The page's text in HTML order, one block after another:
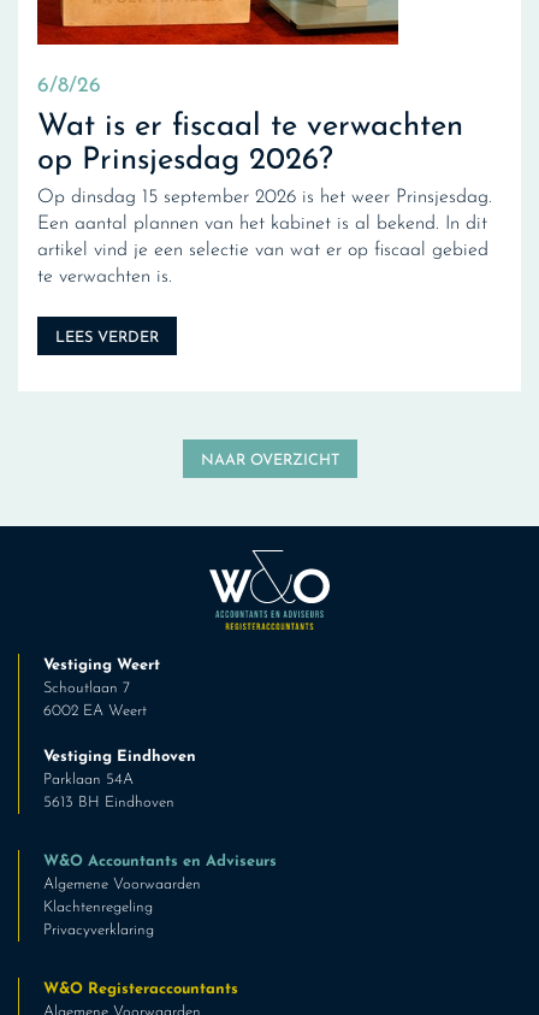
6/8/26
Wat is er fiscaal te verwachten
op Prinsjesdag 2026?
Op dinsdag 15 september 2026 is het weer Prinsjesdag.
Een aantal plannen van het kabinet is al bekend. In dit
artikel vind je een selectie van wat er op fiscaal gebied
te verwachten is.
LEES VERDER
NAAR OVERZICHT
Vestiging Weert
Schoutlaan 7
6002 EA Weert
Vestiging Eindhoven
Parklaan 54A
5613 BH Eindhoven
W&O Accountants en Adviseurs
Algemene Voorwaarden
Klachtenregeling
Privacyverklaring
W&O Registeraccountants
Algemene Voorwaarden